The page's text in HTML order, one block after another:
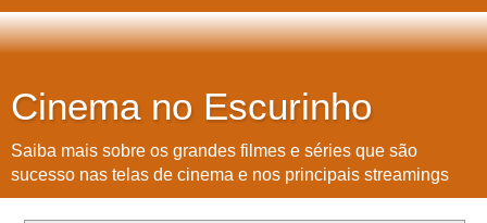
Cinema no Escurinho
Saiba mais sobre os grandes filmes e séries que são
sucesso nas telas de cinema e nos principais streamings